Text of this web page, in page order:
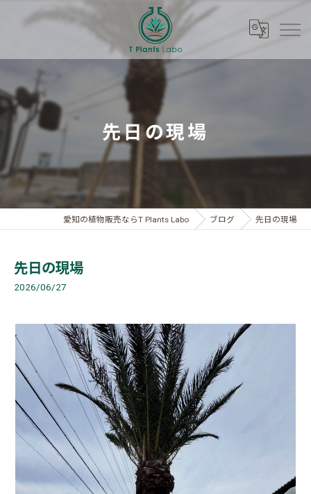
先日の現場
愛知の植物販売ならT Plants Labo ブログ 先日の現場
先日の現場
2026/06/27